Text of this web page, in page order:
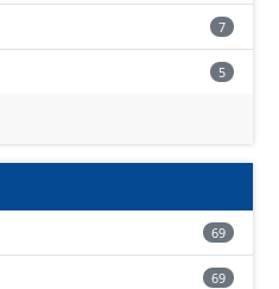
7
5
69
69